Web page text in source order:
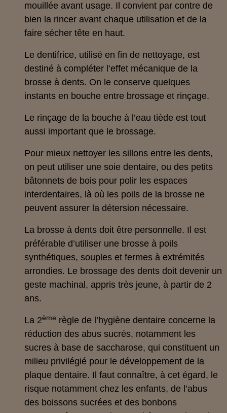
mouillée avant usage. Il convient par contre de
bien la rincer avant chaque utilisation et de la
faire sécher tête en haut.
Le dentifrice, utilisé en fin de nettoyage, est
destiné à compléter l’effet mécanique de la
brosse à dents. On le conserve quelques
instants en bouche entre brossage et rinçage.
Le rinçage de la bouche à l’eau tiède est tout
aussi important que le brossage.
Pour mieux nettoyer les sillons entre les dents,
on peut utiliser une soie dentaire, ou des petits
bâtonnets de bois pour polir les espaces
interdentaires, là où les poils de la brosse ne
peuvent assurer la détersion nécessaire.
La brosse à dents doit être personnelle. Il est
préférable d’utiliser une brosse à poils
synthétiques, souples et fermes à extrémités
arrondies. Le brossage des dents doit devenir un
geste machinal, appris très jeune, à partir de 2
ans.
La 2ème règle de l’hygiène dentaire concerne la
réduction des abus sucrés, notamment les
sucres à base de saccharose, qui constituent un
milieu privilégié pour le développement de la
plaque dentaire. Il faut connaître, à cet égard, le
risque notamment chez les enfants, de l’abus
des boissons sucrées et des bonbons